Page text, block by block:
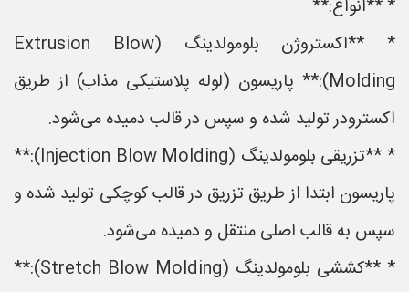
* **انواع:**
* **اکستروژن بلومولدینگ (Extrusion Blow
Molding):** پاریسون (لوله پلاستیکی مذاب) از طریق
اکسترودر تولید شده و سپس در قالب دمیده می‌شود.
* **تزریقی بلومولدینگ (Injection Blow Molding):**
پاریسون ابتدا از طریق تزریق در قالب کوچکی تولید شده و
سپس به قالب اصلی منتقل و دمیده می‌شود.
* **کششی بلومولدینگ (Stretch Blow Molding):**